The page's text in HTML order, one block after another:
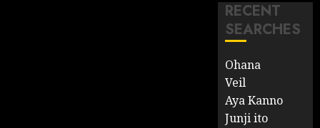
RECENT
SEARCHES
Ohana
Veil
Aya Kanno
Junji ito